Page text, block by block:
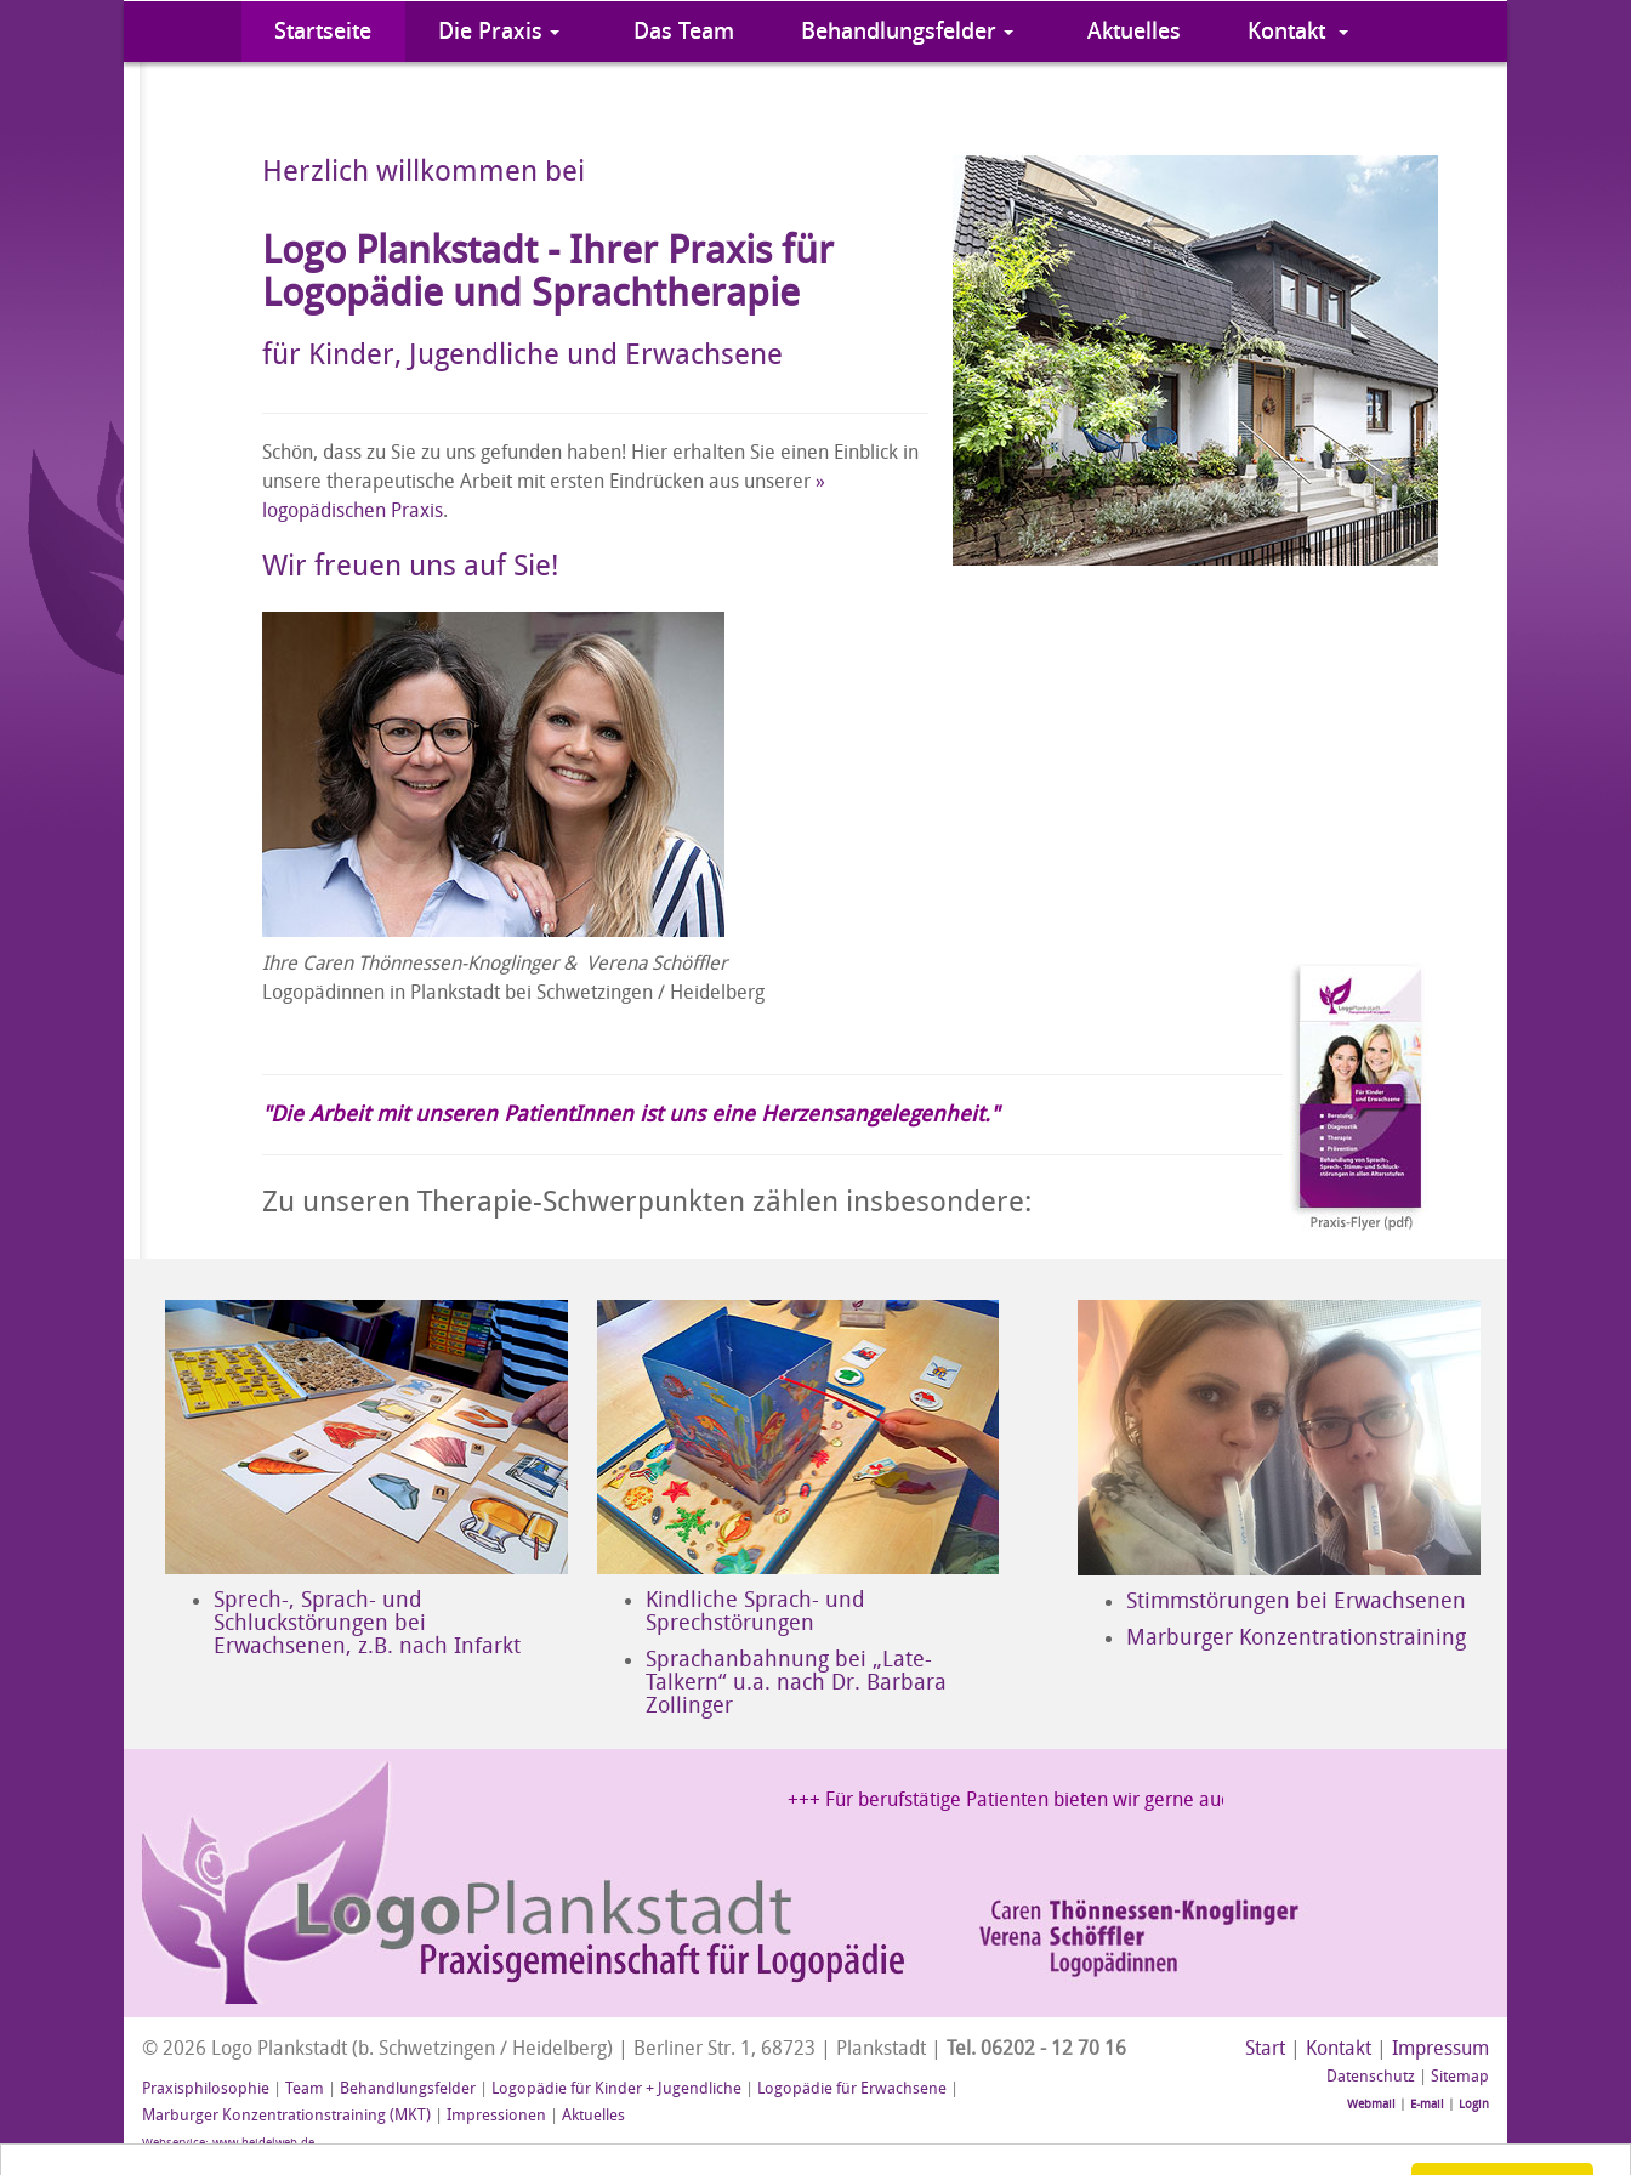
Startseite Die Praxis Das Team Behandlungsfelder Aktuelles Kontakt
Herzlich willkommen bei
Logo Plankstadt - Ihrer Praxis für
Logopädie und Sprachtherapie
für Kinder, Jugendliche und Erwachsene
Schön, dass zu Sie zu uns gefunden haben! Hier erhalten Sie einen Einblick in
unsere therapeutische Arbeit mit ersten Eindrücken aus unserer»
logopädischen Praxis.
Wir freuen uns auf Sie!
Ihre Caren Thönnessen-Knoglinger & Verena Schöffler
Logopädinnen in Plankstadt bei Schwetzingen / Heidelberg
"Die Arbeit mit unseren PatientInnen ist uns eine Herzensangelegenheit."
Zu unseren Therapie-Schwerpunkten zählen insbesondere:
Sprech-, Sprach- und
Schluckstörungen bei
Erwachsenen, z.B. nach Infarkt
Kindliche Sprach- und
Sprechstörungen
Sprachanbahnung bei „Late-
Talkern“ u.a. nach Dr. Barbara
Zollinger
Stimmstörungen bei Erwachsenen
Marburger Konzentrationstraining
+++ Für berufstätige Patienten bieten wir gerne auch frühe oder späte Termine an +++ Wir machen
© 2026 Logo Plankstadt (b. Schwetzingen / Heidelberg) | Berliner Str. 1, 68723 | Plankstadt | Tel. 06202 - 12 70 16
Praxisphilosophie | Team | Behandlungsfelder | Logopädie für Kinder + Jugendliche | Logopädie für Erwachsene |
Marburger Konzentrationstraining (MKT) | Impressionen | Aktuelles
Webservice: www.heidelweb.de
Start | Kontakt | Impressum
Datenschutz | Sitemap
Webmail E-mail Login